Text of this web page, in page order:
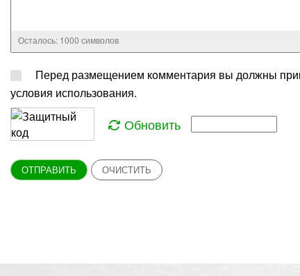
Осталось: 1000 символов
Перед размещением комментария вы должны
условия использования.
Обновить
ОТПРАВИТЬ ОЧИСТИТЬ